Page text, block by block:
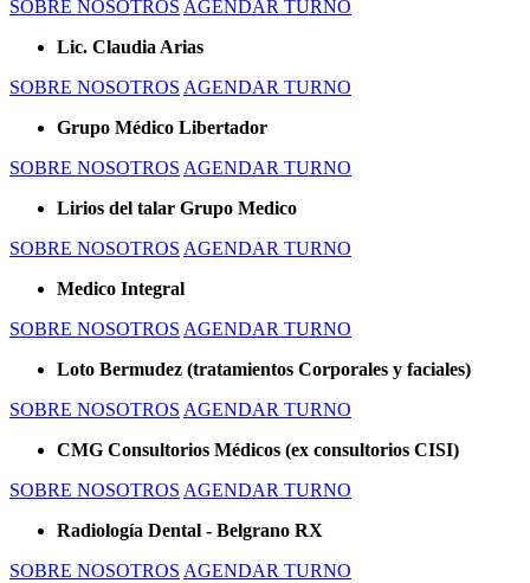
SOBRE NOSOTROS AGENDAR TURNO
Lic. Claudia Arias
SOBRE NOSOTROS AGENDAR TURNO
Grupo Médico Libertador
SOBRE NOSOTROS AGENDAR TURNO
Lirios del talar Grupo Medico
SOBRE NOSOTROS AGENDAR TURNO
Medico Integral
SOBRE NOSOTROS AGENDAR TURNO
Loto Bermudez (tratamientos Corporales y faciales)
SOBRE NOSOTROS AGENDAR TURNO
CMG Consultorios Médicos (ex consultorios CISI)
SOBRE NOSOTROS AGENDAR TURNO
Radiología Dental - Belgrano RX
SOBRE NOSOTROS AGENDAR TURNO